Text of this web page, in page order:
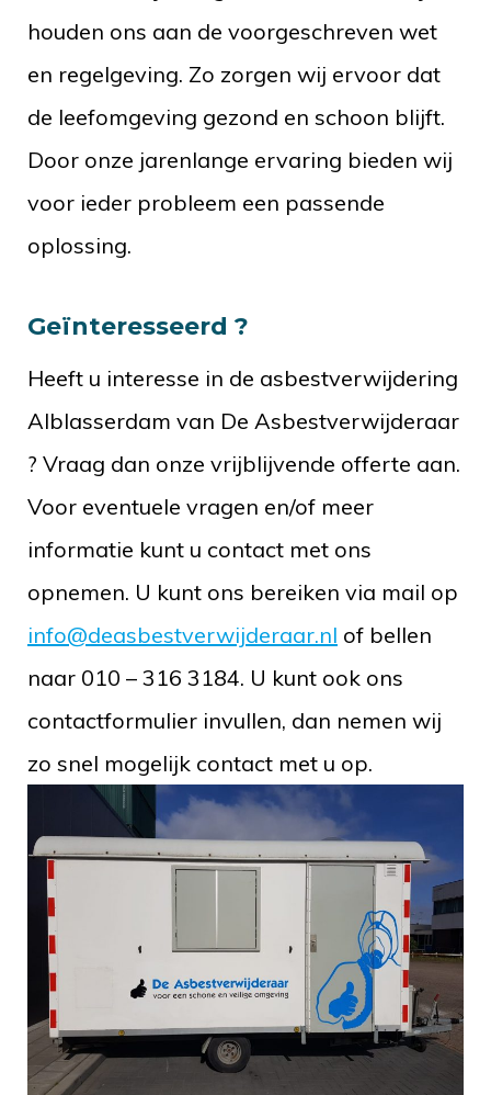
houden ons aan de voorgeschreven wet
en regelgeving. Zo zorgen wij ervoor dat
de leefomgeving gezond en schoon blijft.
Door onze jarenlange ervaring bieden wij
voor ieder probleem een passende
oplossing.
Geïnteresseerd ?
Heeft u interesse in de asbestverwijdering
Alblasserdam van De Asbestverwijderaar
? Vraag dan onze vrijblijvende offerte aan.
Voor eventuele vragen en/of meer
informatie kunt u contact met ons
opnemen. U kunt ons bereiken via mail op
info@deasbestverwijderaar.nl of bellen
naar 010 – 316 3184. U kunt ook ons
contactformulier invullen, dan nemen wij
zo snel mogelijk contact met u op.